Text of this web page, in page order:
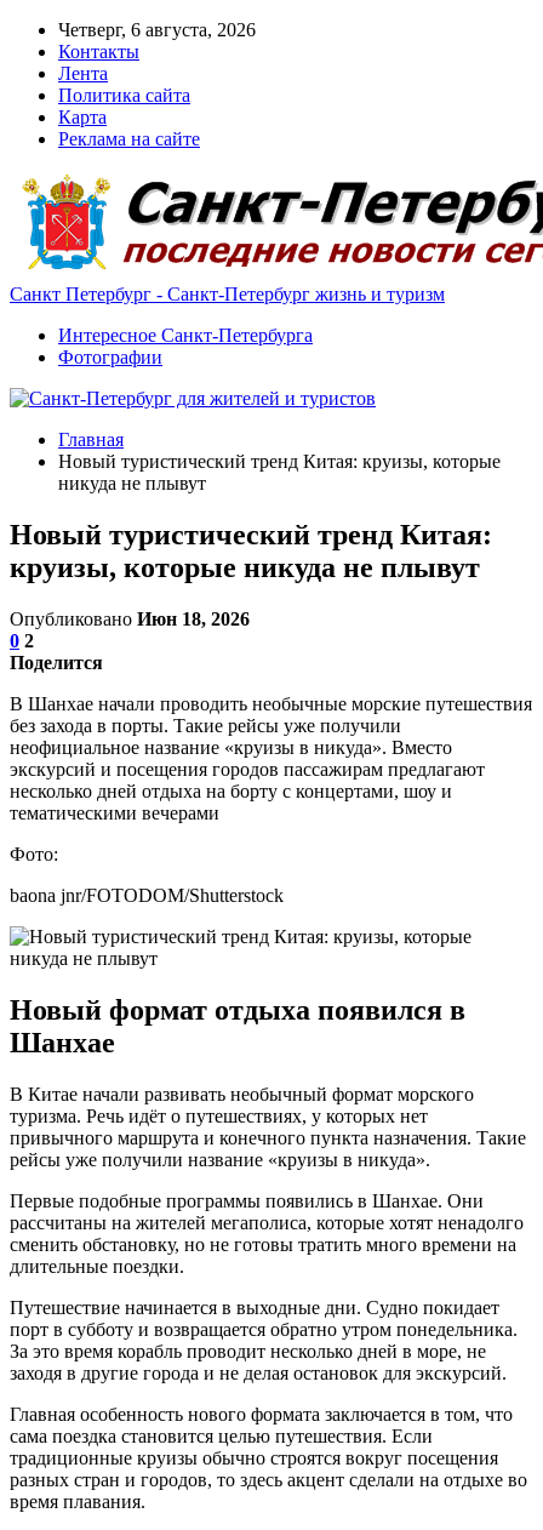
Четверг, 6 августа, 2026
Контакты
Лента
Политика сайта
Карта
Реклама на сайте
Санкт Петербург - Санкт-Петербург жизнь и туризм
Интересное Санкт-Петербурга
Фотографии
Главная
Новый туристический тренд Китая: круизы, которые
никуда не плывут
Новый туристический тренд Китая:
круизы, которые никуда не плывут
Опубликовано Июн 18, 2026
0 2
Поделится
В Шанхае начали проводить необычные морские путешествия
без захода в порты. Такие рейсы уже получили
неофициальное название «круизы в никуда». Вместо
экскурсий и посещения городов пассажирам предлагают
несколько дней отдыха на борту с концертами, шоу и
тематическими вечерами
Фото:
baona jnr/FOTODOM/Shutterstock
Новый формат отдыха появился в
Шанхае
В Китае начали развивать необычный формат морского
туризма. Речь идёт о путешествиях, у которых нет
привычного маршрута и конечного пункта назначения. Такие
рейсы уже получили название «круизы в никуда».
Первые подобные программы появились в Шанхае. Они
рассчитаны на жителей мегаполиса, которые хотят ненадолго
сменить обстановку, но не готовы тратить много времени на
длительные поездки.
Путешествие начинается в выходные дни. Судно покидает
порт в субботу и возвращается обратно утром понедельника.
За это время корабль проводит несколько дней в море, не
заходя в другие города и не делая остановок для экскурсий.
Главная особенность нового формата заключается в том, что
сама поездка становится целью путешествия. Если
традиционные круизы обычно строятся вокруг посещения
разных стран и городов, то здесь акцент сделали на отдыхе во
время плавания.